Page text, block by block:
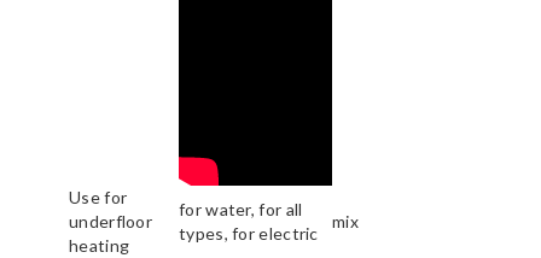
Use for
underfloor
heating
for water, for all
types, for electric
mix